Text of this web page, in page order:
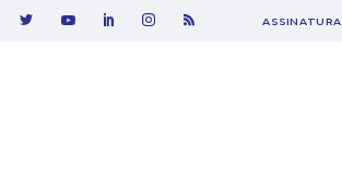
ASSINATURA